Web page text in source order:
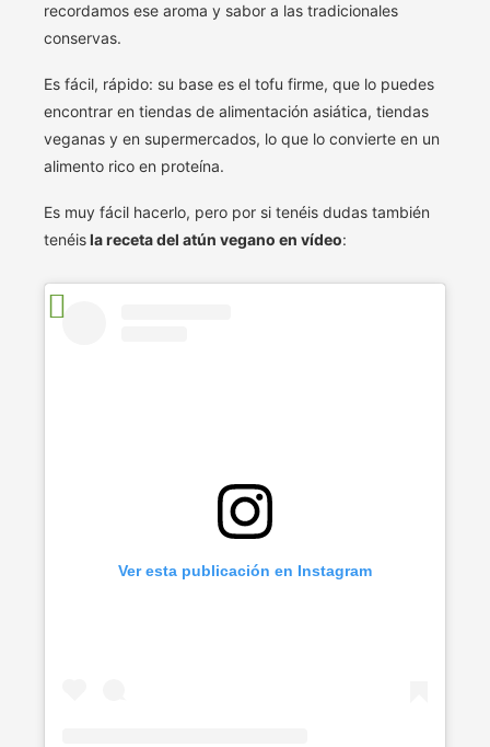
recordamos ese aroma y sabor a las tradicionales
conservas.
Es fácil, rápido: su base es el tofu firme, que lo puedes
encontrar en tiendas de alimentación asiática, tiendas
veganas y en supermercados, lo que lo convierte en un
alimento rico en proteína.
Es muy fácil hacerlo, pero por si tenéis dudas también
tenéisla receta del atún vegano en vídeo:
Ver esta publicación en Instagram